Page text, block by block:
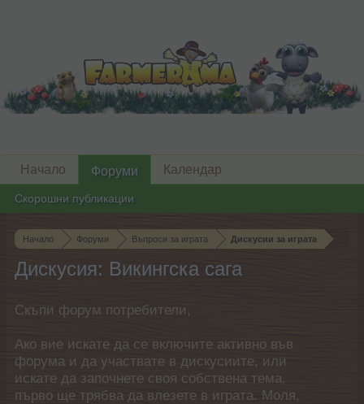
Начало Форуми Въпроси за играта Дискусии за играта
Дискусия: Викингска сага
Скъпи форум потребители,
Ако вие искате да се включите активно във
форума и да участвате в дискусиите, или
искате да започнете своя собствена тема,
първо ще трябва да влезете в играта. Моля,
Начало Форуми
Скорошни публикации
Календар